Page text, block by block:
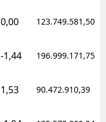
0,00 123.749.581,50
-1,44 196.999.171,75
1,53 90.472.910,39